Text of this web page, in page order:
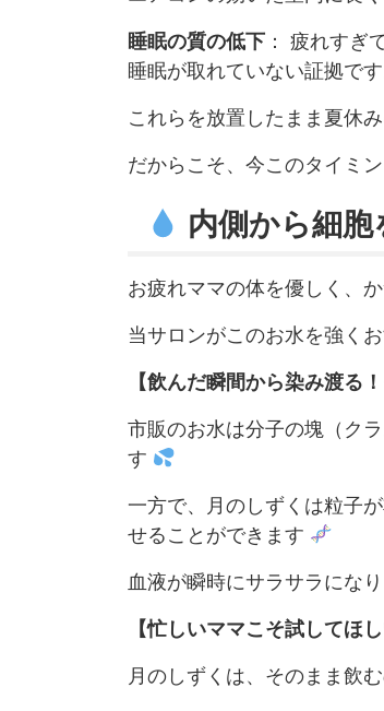
睡眠の質の低下 ： 疲れすぎ
睡眠が取れていない証拠です
これらを放置したまま夏休
だからこそ、今このタイミ
内側から細
お疲れママの体を優しく、
当サロンがこのお水を強く
【飲んだ瞬間から染み渡る
市販のお水は分子の塊（ク
す
一方で、月のしずくは粒子
せることができます
血液が瞬時にサラサラにな
【忙しいママこそ試してほ
月のしずくは、そのまま飲